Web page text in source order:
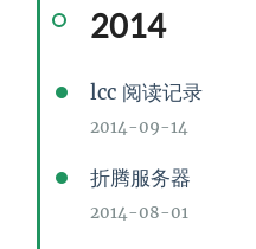
2014
lcc 阅读记录
2014-09-14
折腾服务器
2014-08-01